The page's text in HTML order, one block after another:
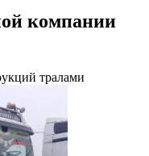
компании
тралами